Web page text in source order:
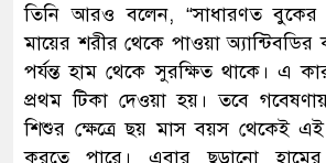
তিনি আরও বলেন, “সাধারণত বুকের
মায়ের শরীর থেকে পাওয়া
পর্যন্ত হাম থেকে সুরক্ষিত থাকে। এ
প্রথম টিকা দেওয়া হয়। তবে
শিশুর ক্ষেত্রে ছয় মাস বয়স থেকেই
করতে পারে। এবার ছড়ানো